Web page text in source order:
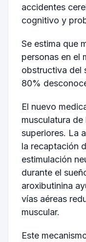
accidentes
cognitivo y
Se estima que
personas en el
obstructiva del
80%
El nuevo
musculatura
superiores. La
la recaptación
estimulación
durante el
aroxibutinina
vías aéreas
muscular.
Este